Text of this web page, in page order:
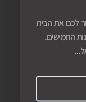
לכם את הבית
החמישים.